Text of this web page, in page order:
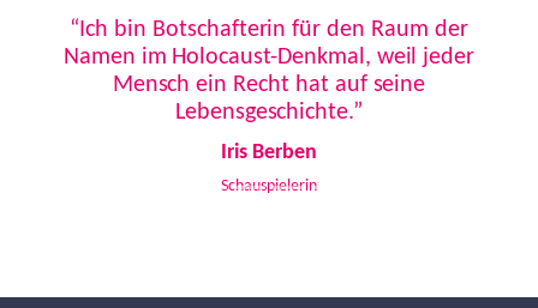
“Ich bin Botschafterin für den Raum der
Namen im Holocaust-Denkmal, weil jeder
Mensch ein Recht hat auf seine
Lebensgeschichte.”
Iris Berben
Schauspielerin